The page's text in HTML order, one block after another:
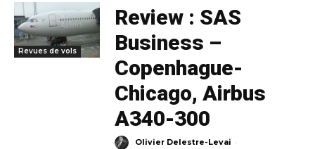
Revues de vols
Review : SAS
Business –
Copenhague-
Chicago, Airbus
A340-300
Olivier Delestre-Levai -